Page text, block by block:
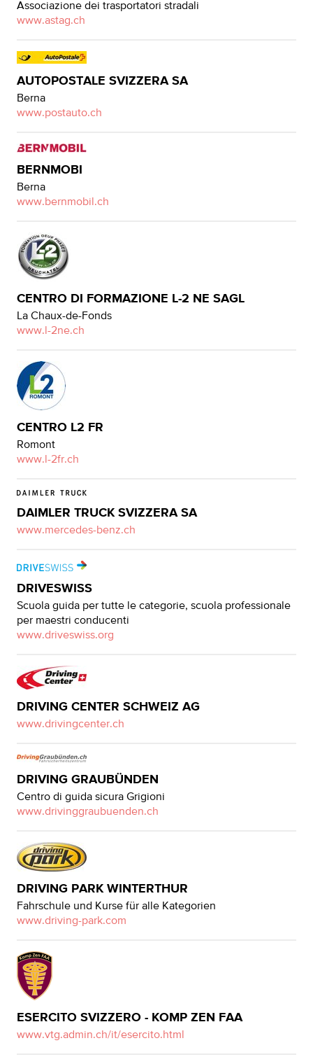
Associazione dei trasportatori stradali
www.astag.ch
AUTOPOSTALE SVIZZERA SA
Berna
www.postauto.ch
BERNMOBI
Berna
www.bernmobil.ch
CENTRO DI FORMAZIONE L-2 NE SAGL
La Chaux-de-Fonds
www.l-2ne.ch
CENTRO L2 FR
Romont
www.l-2fr.ch
DAIMLER TRUCK SVIZZERA SA
www.mercedes-benz.ch
DRIVESWISS
Scuola guida per tutte le categorie, scuola professionale
per maestri conducenti
www.driveswiss.org
DRIVING CENTER SCHWEIZ AG
www.drivingcenter.ch
DRIVING GRAUBÜNDEN
Centro di guida sicura Grigioni
www.drivinggraubuenden.ch
DRIVING PARK WINTERTHUR
Fahrschule und Kurse für alle Kategorien
www.driving-park.com
ESERCITO SVIZZERO - KOMP ZEN FAA
www.vtg.admin.ch/it/esercito.html